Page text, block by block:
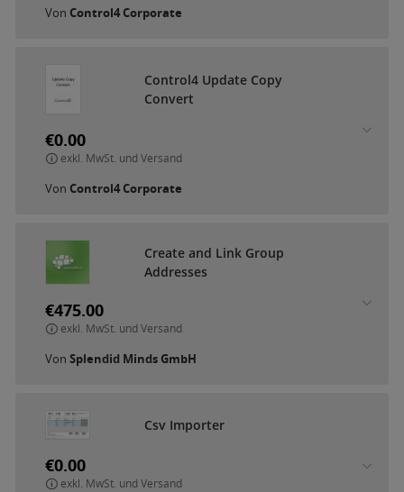
Von Control4 Corporate
Control4 Update Copy
Convert
€0.00
exkl. MwSt. und Versand
Von Control4 Corporate
Create and Link Group
Addresses
€475.00
exkl. MwSt. und Versand
Von Splendid Minds GmbH
Csv Importer
€0.00
exkl. MwSt. und Versand